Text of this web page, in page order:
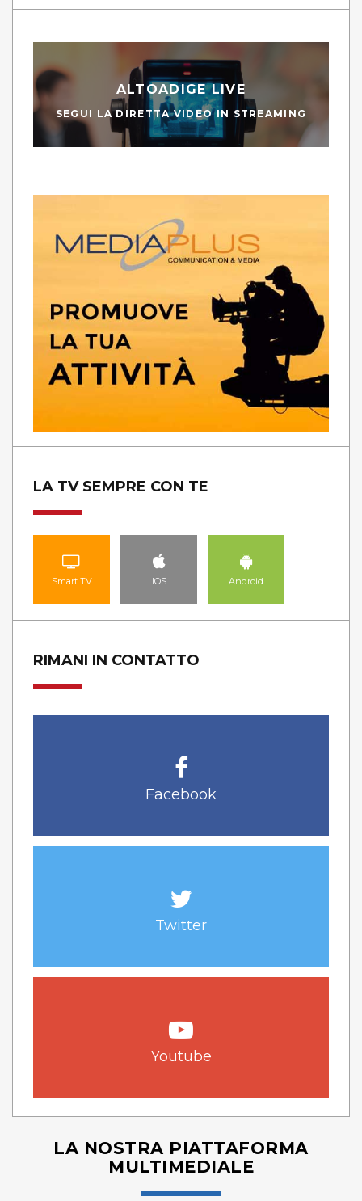
ALTOADIGE LIVE
SEGUI LA DIRETTA VIDEO IN STREAMING
LA TV SEMPRE CON TE
Smart TV IOS Android
RIMANI IN CONTATTO
Facebook
Twitter
Youtube
LA NOSTRA PIATTAFORMA
MULTIMEDIALE